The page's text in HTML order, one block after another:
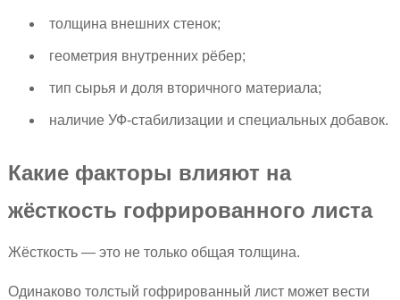
толщина внешних стенок;
геометрия внутренних рёбер;
тип сырья и доля вторичного материала;
наличие УФ-стабилизации и специальных добавок.
Какие факторы влияют на
жёсткость гофрированного листа
Жёсткость — это не только общая толщина.
Одинаково толстый гофрированный лист может вести